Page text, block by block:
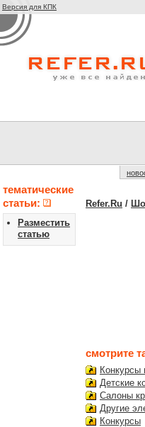
Версия для КПК
тематические
статьи:
Разместить
статью
Refer.Ru /
смотрите
Конкурсы
Детские
Салоны
Другие
Конкурсы